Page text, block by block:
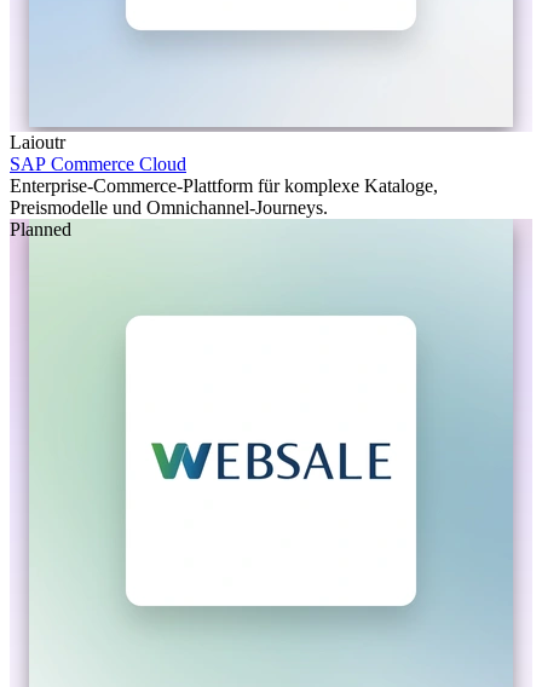
Laioutr
SAP Commerce Cloud
Enterprise-Commerce-Plattform für komplexe Kataloge,
Preismodelle und Omnichannel-Journeys.
Planned